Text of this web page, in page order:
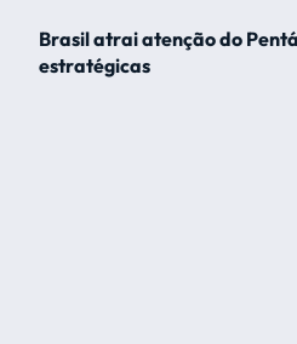
Brasil atrai atenção do
estratégicas